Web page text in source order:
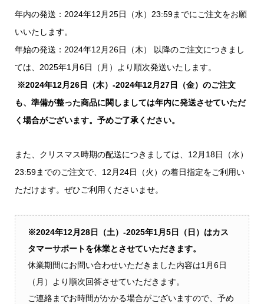
年内の発送：2024年12月25日（水）23:59までにご注文をお願
いいたします。
年始の発送：2024年12月26日（木） 以降のご注文につきまし
ては、2025年1月6日（月）より順次発送いたします。
※2024年12月26日（木）-2024年12月27日（金）のご注文
も、準備が整った商品に関しましては年内に発送させていただ
く場合がございます。予めご了承ください。
また、クリスマス時期の配送につきましては、12月18日（水）
23:59までのご注文で、12月24日（火）の着日指定をご利用い
ただけます。ぜひご利用くださいませ。
※2024年12月28日（土）-2025年1月5日（日）はカス
タマーサポートを休業とさせていただきます。
休業期間にお問い合わせいただきました内容は1月6日
（月）より順次回答させていただきます。
ご連絡までお時間がかかる場合がございますので、予め